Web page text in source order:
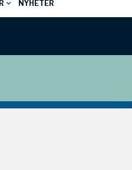
NYHETER